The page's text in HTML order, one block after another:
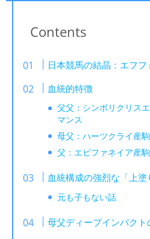
Contents
日本競馬の結晶：エフフ
血統的特徴
父父：シンボリクリス
マンス
母父：ハーツクライ産
父：エピファネイア産
血統構成の強烈な「上塗
元も子もない話
母父ディープインパクト